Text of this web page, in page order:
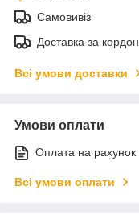
Самовивіз
Доставка за кордон
Всі умови доставки
Умови оплати
Оплата на рахунок
Всі умови оплати